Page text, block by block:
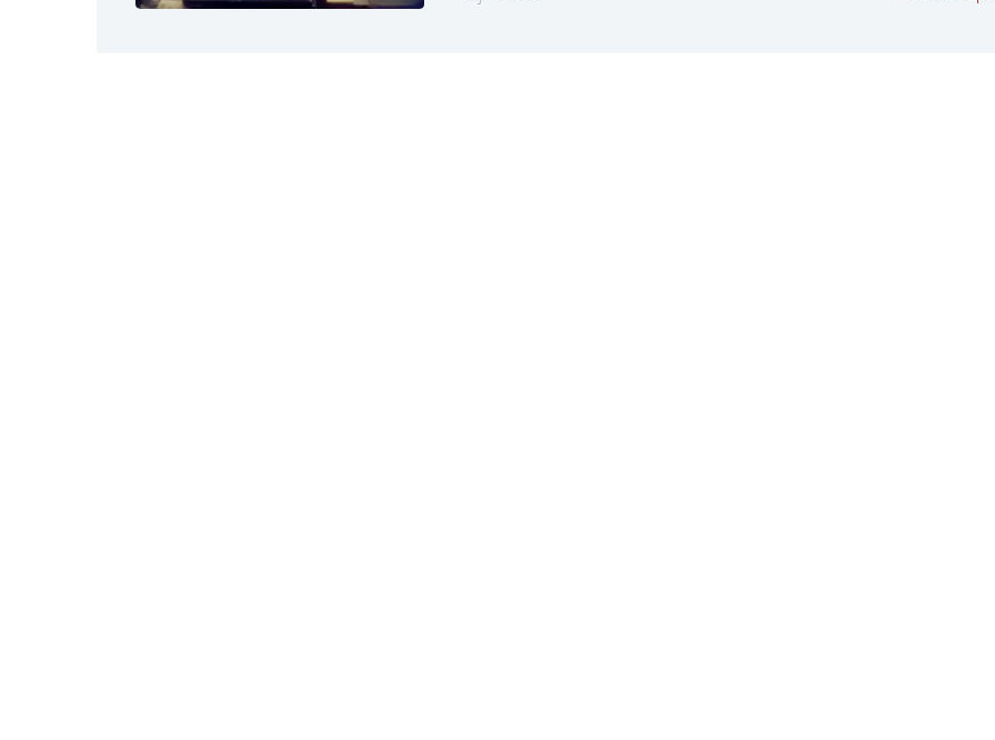
LE GROS RIFFIFI –
LE GROS RIFFIFI –